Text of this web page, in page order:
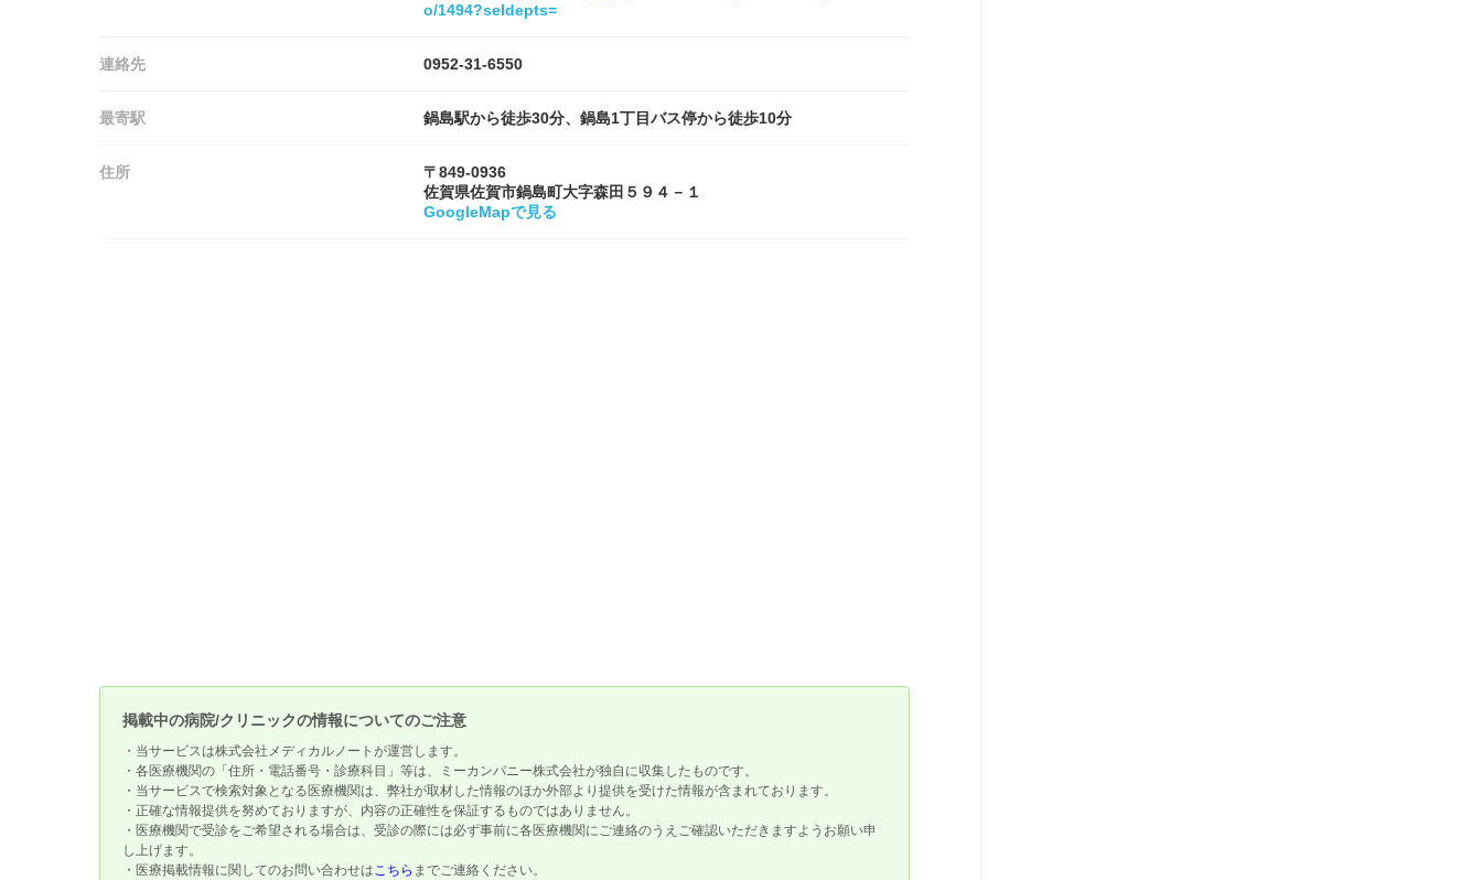
o/1494?seldepts=
連絡先 0952-31-6550
最寄駅 鍋島駅から徒歩30分、鍋島1丁目バス停から徒歩10分
住所
〒849-0936
佐賀県佐賀市鍋島町大字森田５９４－１
GoogleMapで見る
掲載中の病院/クリニックの情報についてのご注意
・当サービスは株式会社メディカルノートが運営します。
・各医療機関の「住所・電話番号・診療科目」等は、ミーカンパニー株式会社が独自に収集したものです。
・当サービスで検索対象となる医療機関は、弊社が取材した情報のほか外部より提供を受けた情報が含まれております。
・正確な情報提供を努めておりますが、内容の正確性を保証するものではありません。
・医療機関で受診をご希望される場合は、受診の際には必ず事前に各医療機関にご連絡のうえご確認いただきますようお願い申
し上げます。
・医療掲載情報に関してのお問い合わせはこちら までご連絡ください。